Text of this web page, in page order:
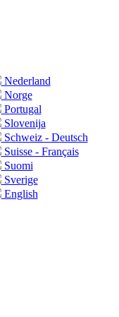
Nederland
Norge
Portugal
Slovenija
Schweiz - Deutsch
Suisse - Français
Suomi
Sverige
English